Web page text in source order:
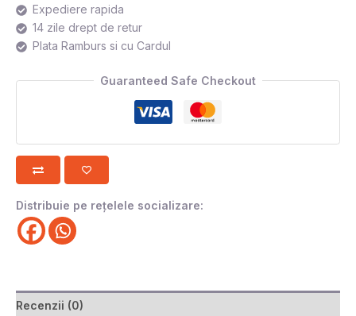
Expediere rapida
14 zile drept de retur
Plata Ramburs si cu Cardul
Guaranteed Safe Checkout
Distribuie pe rețelele socializare:
Recenzii (0)